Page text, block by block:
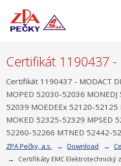
Certifikát 1190437
Certifikát 1190437 - MODACT
MOPED 52030-52036
52039 MOEDEEx 52120-
MOKED 52325-52329 MPSED
52260-52266 MTNED 52442-
ZPA Pečky, a.s. Download
Certifikáty EMC Elektrotechnický